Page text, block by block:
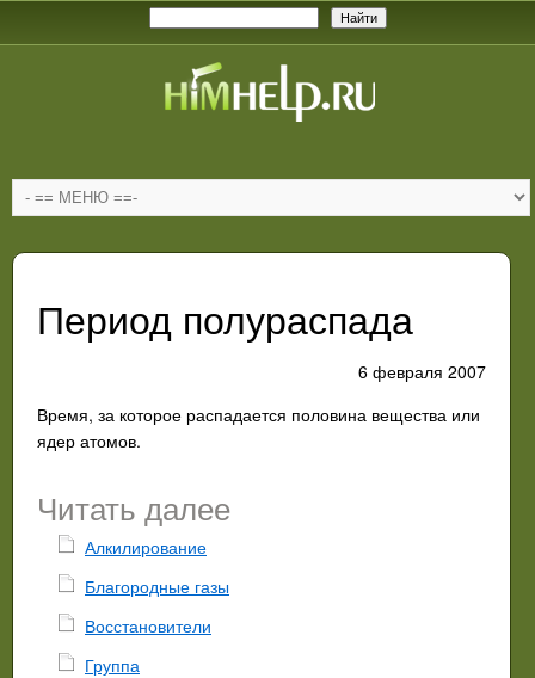
Период полураспада
6 февраля 2007
Время, за которое распадается половина вещества или
ядер атомов.
Читать далее
Алкилирование
Благородные газы
Восстановители
Группа